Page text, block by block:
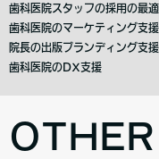
歯科医院スタッフの採用の最
歯科医院のマーケティング支援
院長の出版ブランディング支援
歯科医院のDX支援